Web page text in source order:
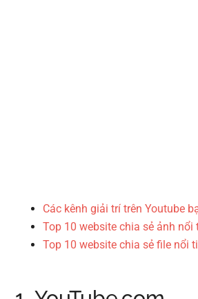
Các kênh giải trí trên Youtube
Top 10 website chia sẻ ảnh nổi
Top 10 website chia sẻ file nổi